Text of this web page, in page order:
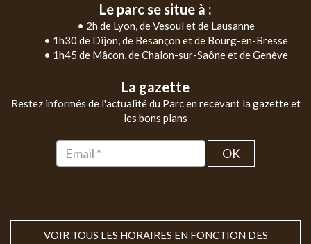
Le parc se situe à :
• 2h de Lyon, de Vesoul et de Lausanne
• 1h30 de Dijon, de Besançon et de Bourg-en-Bresse
• 1h45 de Mâcon, de Chalon-sur-Saône et de Genève
La gazette
Restez informés de l'actualité du Parc en recevant la gazette et
les bons plans
OK
VOIR TOUS LES HORAIRES EN FONCTION DES